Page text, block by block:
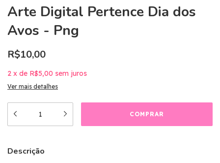
Arte Digital Pertence Dia dos
Avos - Png
R$10,00
2 x de R$5,00 sem juros
Ver mais detalhes
Descrição